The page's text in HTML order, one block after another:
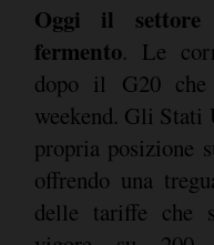
Oggi il settore
fermento. Le
dopo il G20
weekend. Gli
propria posizione
offrendo una
delle tariffe che